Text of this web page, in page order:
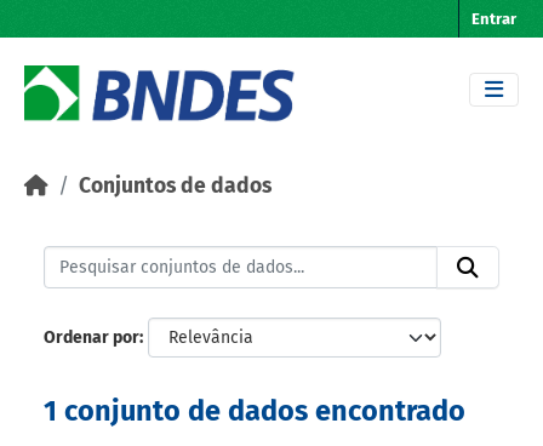
Entrar
Conjuntos de dados
Ordenar por
1 conjunto de dados encontrado